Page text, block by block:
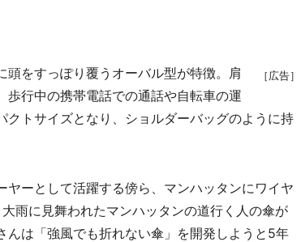
［広告］
をすっぽり覆うオーバル型が特徴。肩
行中の携帯電話での通話や自転車の運
トサイズとなり、ショルダーバッグのように持
ーとして活躍する傍ら、マンハッタンにワイヤ
雨に見舞われたマンハッタンの道行く人の傘が
は「強風でも折れない傘」を開発しようと5年